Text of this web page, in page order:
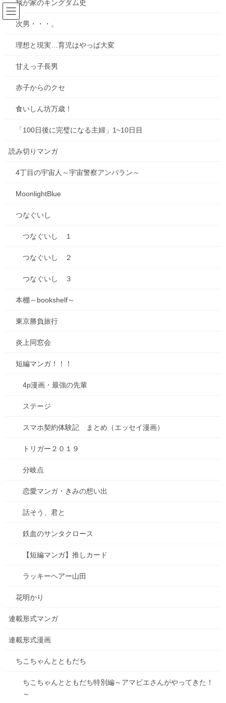
コ
ン
ナ
ビ
32 さくら おはなみ ゲーリーちゃ
HOME 連載形式漫画
我が家のキングダム史
次男・・・。
理想と現実…育児はやっぱ大変
甘えっ子長男
赤子からのクセ
食いしん坊万歳！
「100日後に完璧になる主婦」1~10日目
読み切りマンガ
4丁目の宇宙人～宇宙警察アンバラン～
MoonlightBlue
つなぐいし
つなぐいし １
つなぐいし ２
つなぐいし ３
本棚～bookshelf～
東京勝負旅行
炎上同窓会
短編マンガ！！！
4p漫画・最強の先輩
ステージ
スマホ契約体験記 まとめ（エッセイ漫画）
トリガー２０１９
分岐点
恋愛マンガ・きみの想い出
話そう、君と
鉄血のサンタクロース
【短編マンガ】推しカード
ラッキーヘアー山田
花明かり
連載形式マンガ
連載形式漫画
ちこちゃんとともだち
ちこちゃんとともだち特別編～アマビエさんがやってきた！
～